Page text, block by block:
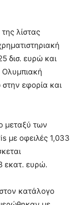
λίστας
δισ. ευρώ και
Ολυμπιακή
εφορία και
μεταξύ των
με οφειλές 1,033
εκατ. ευρώ.
κατάλογο